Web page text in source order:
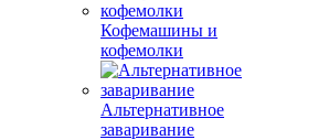
Кофемашины и
кофемолки
Альтернативное
заваривание